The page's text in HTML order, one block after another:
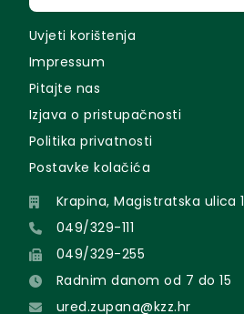
Uvjeti korištenja
Impressum
Pitajte nas
Izjava o pristupačnosti
Politika privatnosti
Postavke kolačića
Krapina, Magistratska ulica 1
049/329-111
049/329-255
Radnim danom od 7 do 15
ured.zupana@kzz.hr